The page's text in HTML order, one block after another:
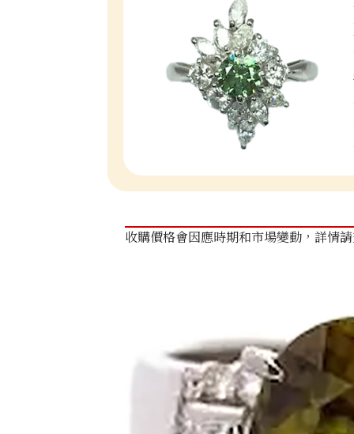
收購價格會因應時期和市場變動，詳情